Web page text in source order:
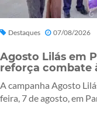
Destaques 07/08/2026
Agosto Lilás em
reforça combate
A campanha Agosto
feira, 7 de agosto, em